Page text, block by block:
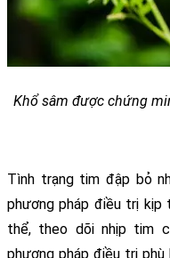
Khổ sâm được chứng
Tình trạng tim đập bỏ
phương pháp điều trị kịp
thể, theo dõi nhịp tim
phương pháp điều trị phù